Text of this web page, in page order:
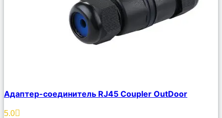
Описание
Избранное
Адаптер-соединитель RJ45 Coupler OutDoor
5.0